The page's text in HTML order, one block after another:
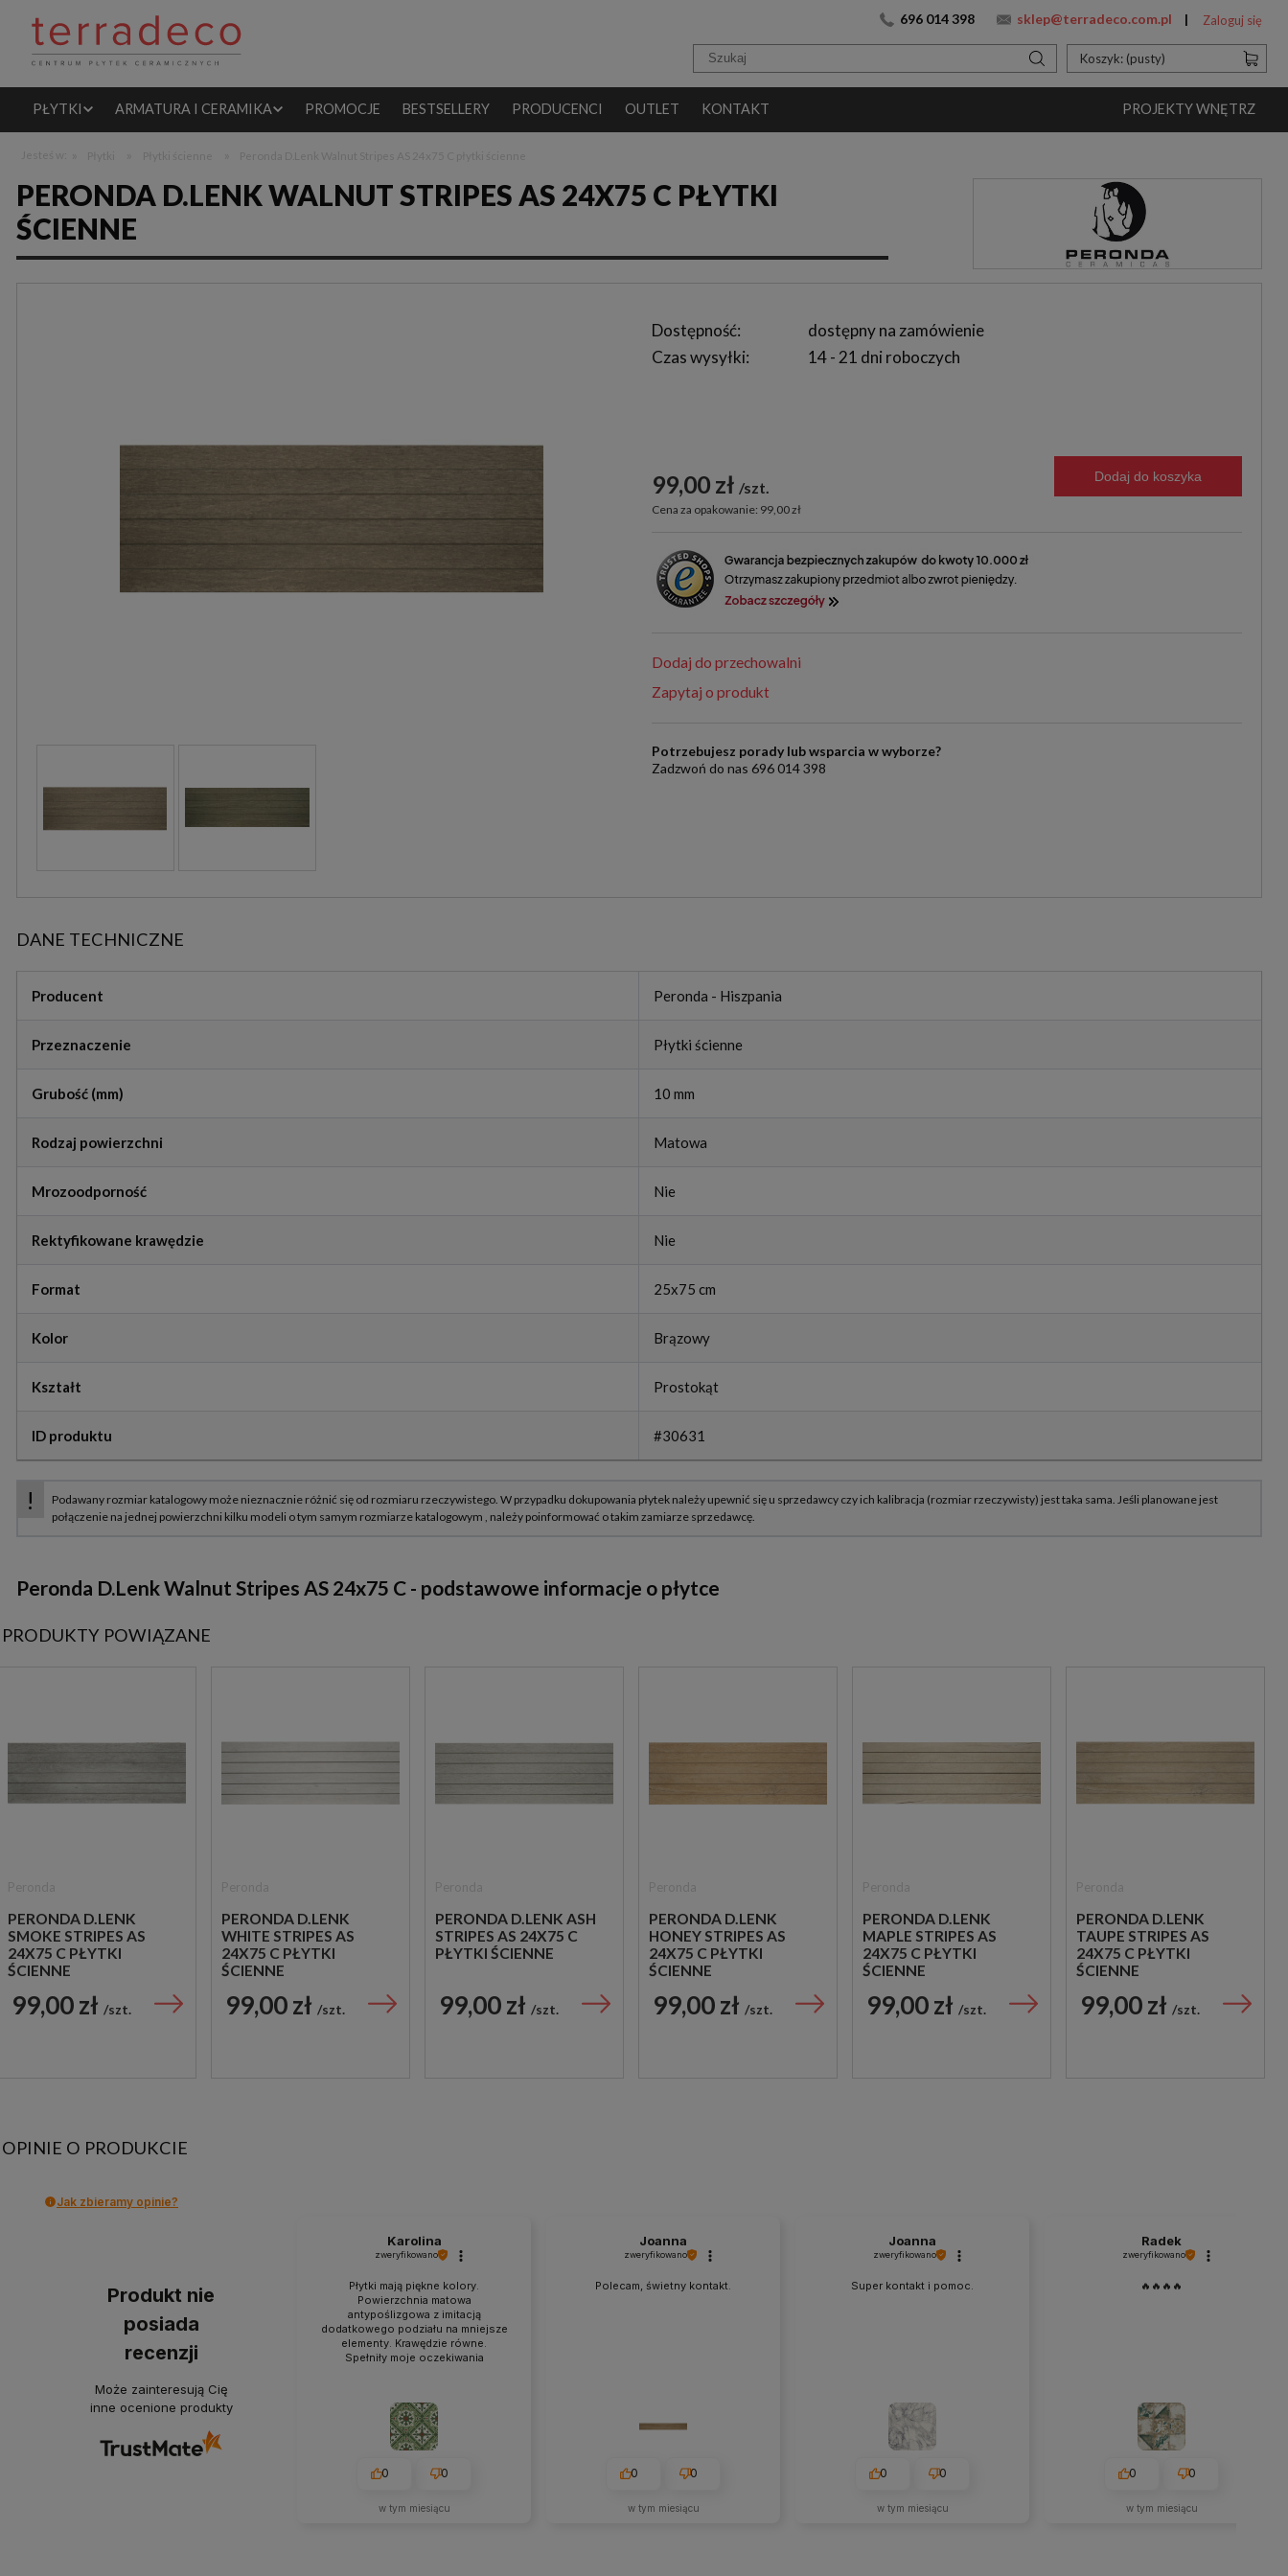
696 014 398 sklep@terradeco.com.pl Zaloguj się
Koszyk: (pusty)
PŁYTKI ARMATURA I CERAMIKA PROMOCJE BESTSELLERY PRODUCENCI OUTLET KONTAKT PROJEKTY WNĘTRZ
PERONDA D.LENK WALNUT STRIPES AS 24X75 C PŁYTKI
ŚCIENNE
Dostępność:
dostępny na zamówienie
Czas wysyłki:
14 - 21 dni roboczych
99,00 zł szt.
Cena za opakowanie: 99,00 zł
Dodaj do koszyka
Dodaj do przechowalni
Zapytaj o produkt
Potrzebujesz porady lub wsparcia w wyborze?
Zadzwoń do nas 696 014 398
DANE TECHNICZNE
Producent Peronda - Hiszpania
Przeznaczenie Płytki ścienne
Grubość (mm) 10 mm
Rodzaj powierzchni Matowa
Mrozoodporność Nie
Rektyfikowane krawędzie Nie
Format 25x75 cm
Kolor Brązowy
Kształt Prostokąt
ID produktu #30631
Peronda D.Lenk Walnut Stripes AS 24x75 C - podstawowe informacje o płytce
PRODUKTY POWIĄZANE
PERONDA D.LENK
SMOKE STRIPES AS
24X75 C PŁYTKI
ŚCIENNE
99,00 zł szt.
PERONDA D.LENK
WHITE STRIPES AS
24X75 C PŁYTKI
ŚCIENNE
99,00 zł szt.
PERONDA D.LENK ASH
STRIPES AS 24X75 C
PŁYTKI ŚCIENNE
99,00 zł szt.
PERONDA D.LENK
HONEY STRIPES AS
24X75 C PŁYTKI
ŚCIENNE
99,00 zł szt.
PERONDA D.LENK
MAPLE STRIPES AS
24X75 C PŁYTKI
ŚCIENNE
99,00 zł szt.
PERONDA D.LENK
TAUPE STRIPES AS
24X75 C PŁYTKI
ŚCIENNE
99,00 zł szt.
OPINIE O PRODUKCIE
Jak zbieramy opinie?
Produkt nie
posiada
recenzji
Może zainteresują Cię
inne ocenione produkty
Karolina
zweryfikowano
Płytki mają piękne kolory.
Powierzchnia matowa
antypoślizgowa z imitacją
dodatkowego podziału na mniejsze
elementy. Krawędzie równe.
Spełniły moje oczekiwania
0 0
w tym miesiącu
Joanna
zweryfikowano
Polecam, świetny kontakt.
0 0
w tym miesiącu
Joanna
zweryfikowano
Super kontakt i pomoc.
0 0
w tym miesiącu
Radek
zweryfikowano
🔥🔥🔥🔥
0 0
w tym miesiącu